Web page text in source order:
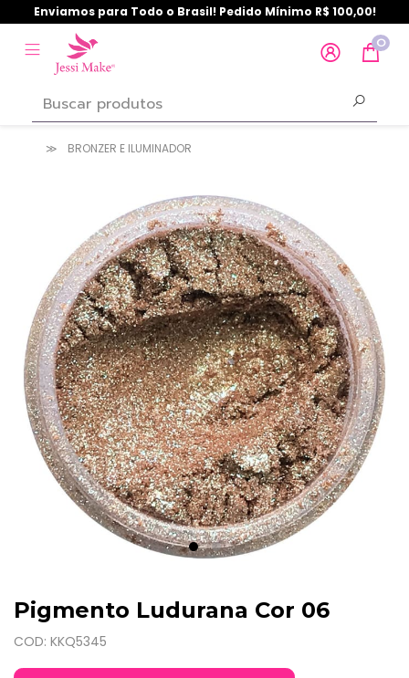
Enviamos para Todo o Brasil! Pedido Mínimo R$ 100,00!
0
BRONZER E ILUMINADOR
Pigmento Ludurana Cor 06
COD: KKQ5345